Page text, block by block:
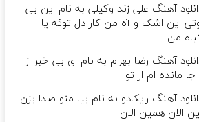
آهنگ علی زند وکیلی به نام این بی
این اشک و آه من کار دل توئه یا
من
آهنگ رضا بهرام به نام ای بی خبر از
مانده ام از تو
آهنگ رایکادو به نام بیا منو صدا بزن
الان همین الان